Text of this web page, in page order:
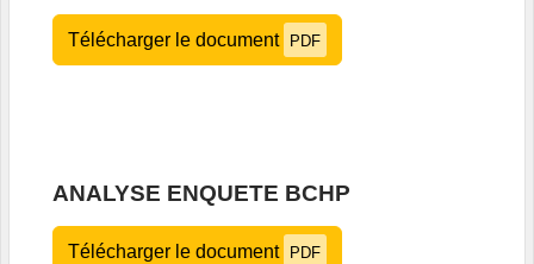
Télécharger le document PDF
ANALYSE ENQUETE BCHP
Télécharger le document PDF